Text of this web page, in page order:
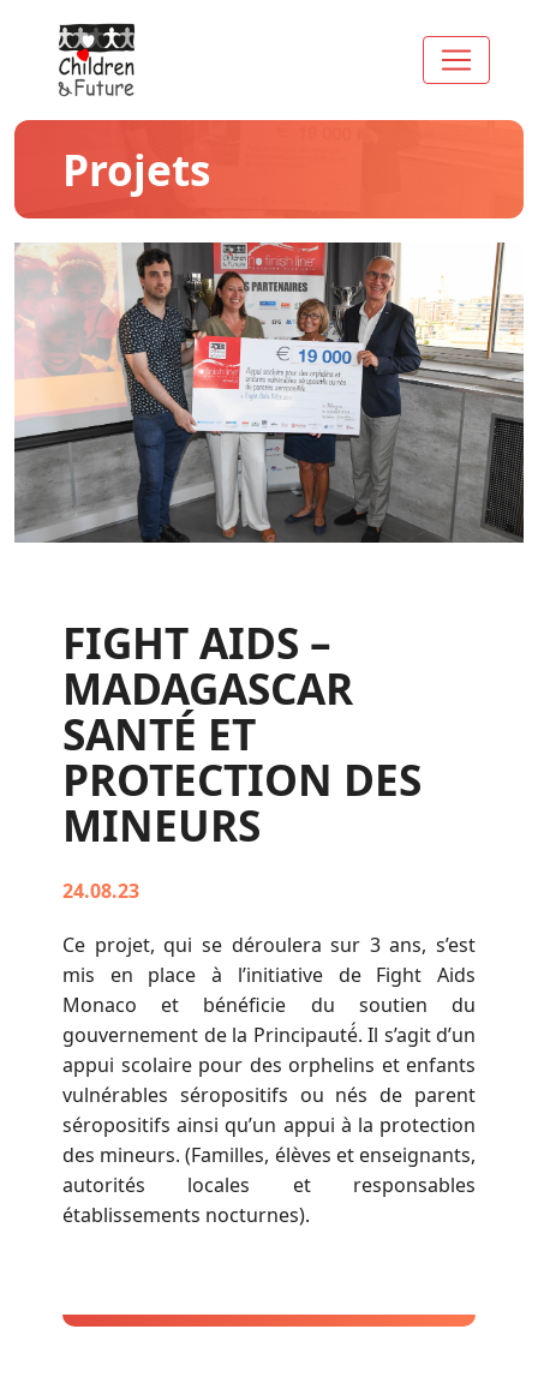
Projets
FIGHT AIDS –
MADAGASCAR
SANTÉ ET
PROTECTION DES
MINEURS
24.08.23
Ce projet, qui se déroulera sur 3 ans, s’est
mis en place à l’initiative de Fight Aids
Monaco et bénéficie du soutien du
gouvernement de la Principauté́. Il s’agit d’un
appui scolaire pour des orphelins et enfants
vulnérables séropositifs ou nés de parent
séropositifs ainsi qu’un appui à la protection
des mineurs. (Familles, élèves et enseignants,
autorités locales et responsables
établissements nocturnes).